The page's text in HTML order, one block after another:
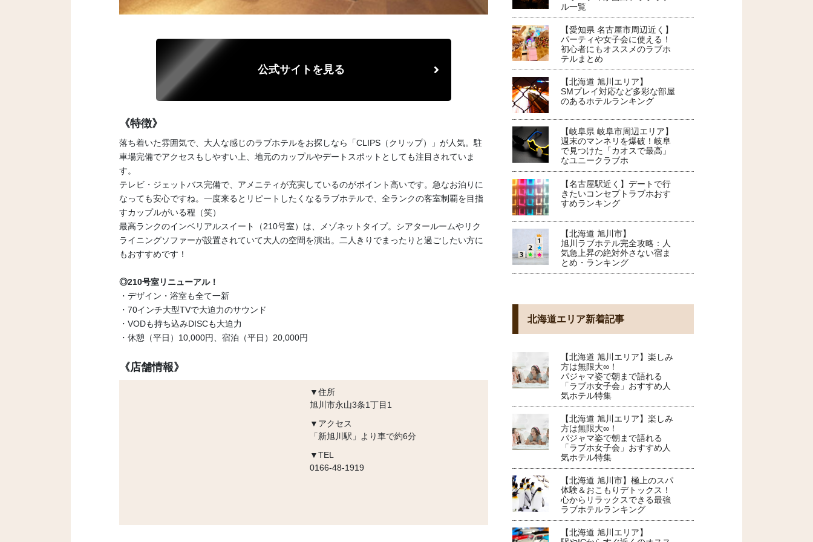
公式サイトを見る
《特徴》
落ち着いた雰囲気で、大人な感じのラブホテルをお探しなら「CLIPS（クリップ）」が人気。駐
車場完備でアクセスもしやすい上、地元のカップルやデートスポットとしても注目されていま
す。
テレビ・ジェットバス完備で、アメニティが充実しているのがポイント高いです。急なお泊りに
なっても安心ですね。一度来るとリピートしたくなるラブホテルで、全ランクの客室制覇を目指
すカップルがいる程（笑）
最高ランクのインベリアルスイート（210号室）は、メゾネットタイプ。シアタールームやリク
ライニングソファーが設置されていて大人の空間を演出。二人きりでまったりと過ごしたい方に
もおすすめです！
◎210号室リニューアル！
・デザイン・浴室も全て一新
・70インチ大型TVで大迫力のサウンド
・VODも持ち込みDISCも大迫力
・休憩（平日）10,000円、宿泊（平日）20,000円
《店舗情報》
▼住所
旭川市永山3条1丁目1
▼アクセス
「新旭川駅」より車で約6分
▼TEL
0166-48-1919
ル一覧
【愛知県 名古屋市周辺近く】
パーティや女子会に使える！
初心者にもオススメのラブホ
テルまとめ
【北海道 旭川エリア】
SMプレイ対応など多彩な部屋
のあるホテルランキング
【岐阜県 岐阜市周辺エリア】
週末のマンネリを爆破！岐阜
で見つけた「カオスで最高」
なユニークラブホ
【名古屋駅近く】デートで行
きたいコンセプトラブホおす
すめランキング
【北海道 旭川市】
旭川ラブホテル完全攻略：人
気急上昇の絶対外さない宿ま
とめ・ランキング
北海道エリア新着記事
【北海道 旭川エリア】楽しみ
方は無限大∞！
パジャマ姿で朝まで語れる
「ラブホ女子会」おすすめ人
気ホテル特集
【北海道 旭川エリア】楽しみ
方は無限大∞！
パジャマ姿で朝まで語れる
「ラブホ女子会」おすすめ人
気ホテル特集
【北海道 旭川市】極上のスパ
体験＆おこもりデトックス！
心からリラックスできる最強
ラブホテルランキング
【北海道 旭川エリア】